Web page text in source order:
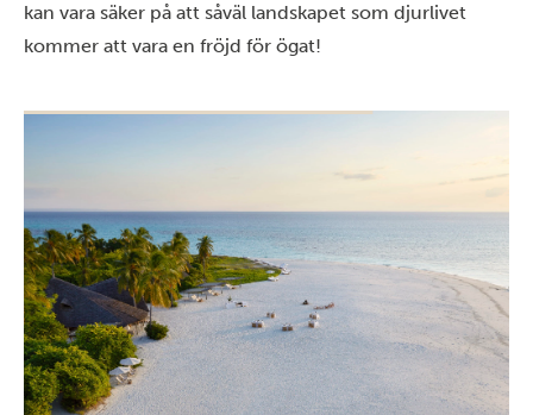
kan vara säker på att såväl landskapet som djurlivet
kommer att vara en fröjd för ögat!